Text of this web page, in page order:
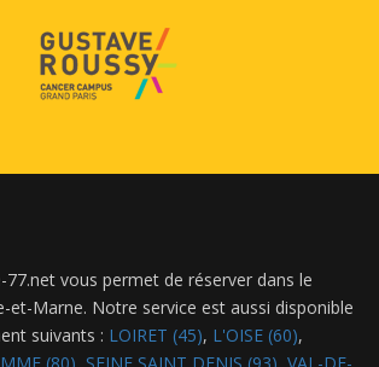
vous permet de réserver dans le
et-Marne. Notre service est aussi disponible
suivants : LOIRET (45), L'OISE (60),